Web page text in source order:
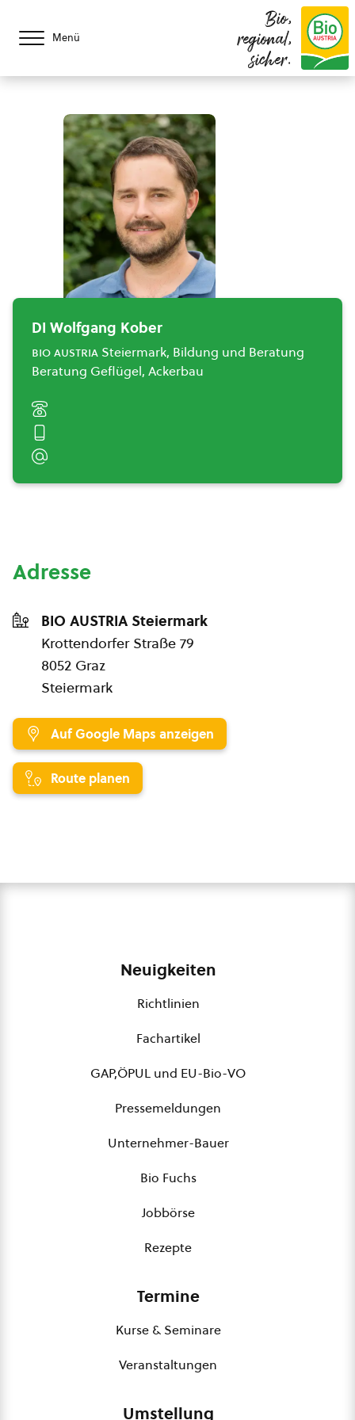
Menü
Bio,
regional,
sicher.
DI Wolfgang Kober
bio austria Steiermark, Bildung und Beratung
Beratung Geflügel, Ackerbau
Adresse
BIO AUSTRIA Steiermark
Krottendorfer Straße 79
8052 Graz
Steiermark
Auf Google Maps anzeigen
Route planen
Neuigkeiten
Richtlinien
Fachartikel
GAP,ÖPUL und EU-Bio-VO
Pressemeldungen
Unternehmer-Bauer
Bio Fuchs
Jobbörse
Rezepte
Termine
Kurse & Seminare
Veranstaltungen
Umstellung